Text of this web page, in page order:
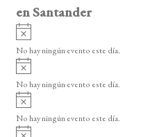
en Santander
A
v
i
o
No hay ningún evento este día.
A
v
i
o
No hay ningún evento este día.
A
v
i
No hay ningún evento este día.
A